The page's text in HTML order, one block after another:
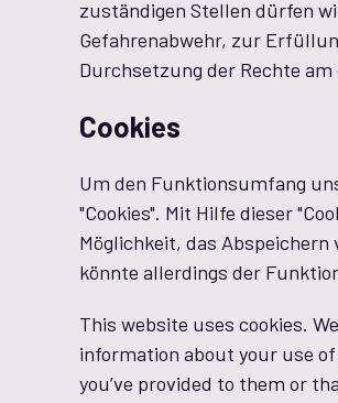
zuständigen Stellen dürfen
Gefahrenabwehr, zur
Durchsetzung der Rechte
Cookies
Um den Funktionsumfang
"Cookies". Mit Hilfe dieser
Möglichkeit, das
könnte allerdings der
This website uses cookies.
information about your use
you’ve provided to them or